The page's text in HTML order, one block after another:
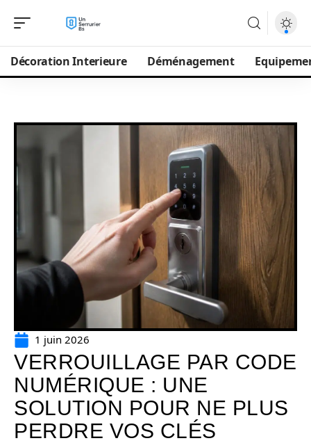
Décoration Interieure Déménagement
1 juin 2026
VERROUILLAGE PAR CODE
NUMÉRIQUE : UNE
SOLUTION POUR NE PLUS
PERDRE VOS CLÉS